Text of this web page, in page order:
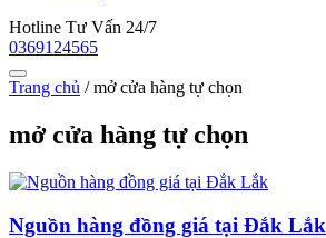
Hotline Tư Vấn 24/7
0369124565
Trang chủ /mở cửa hàng tự chọn
mở cửa hàng tự chọn
Nguồn hàng đồng giá tại Đắk Lắk